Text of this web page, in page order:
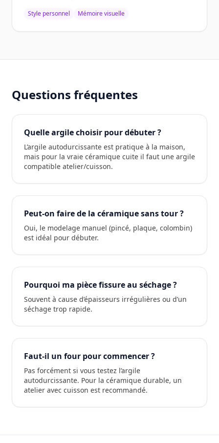
Style personnel Mémoire visuelle
Questions fréquentes
Quelle argile choisir pour débuter ?
L’argile autodurcissante est pratique à la maison,
mais pour la vraie céramique cuite il faut une argile
compatible atelier/cuisson.
Peut-on faire de la céramique sans tour ?
Oui, le modelage manuel (pincé, plaque, colombin)
est idéal pour débuter.
Pourquoi ma pièce fissure au séchage ?
Souvent à cause d’épaisseurs irrégulières ou d’un
séchage trop rapide.
Faut-il un four pour commencer ?
Pas forcément si vous testez l’argile
autodurcissante. Pour la céramique durable, un
atelier avec cuisson est recommandé.